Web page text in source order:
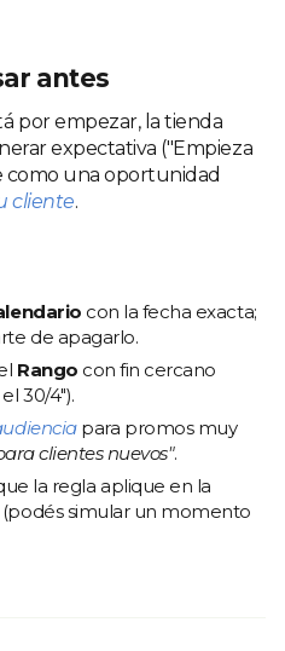
antes
por empezar, la tienda
expectativa ("Empieza
como una oportunidad
cliente.
con la fecha exacta;
de apagarlo.
Rango con fin cercano
30/4").
para promos muy
clientes nuevos".
la regla aplique en la
simular un momento